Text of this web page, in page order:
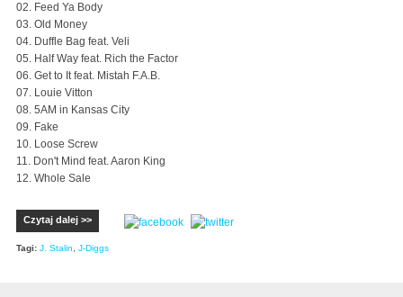
02. Feed Ya Body
03. Old Money
04. Duffle Bag feat. Veli
05. Half Way feat. Rich the Factor
06. Get to It feat. Mistah F.A.B.
07. Louie Vitton
08. 5AM in Kansas City
09. Fake
10. Loose Screw
11. Don't Mind feat. Aaron King
12. Whole Sale
Czytaj dalej >>
Tagi: J. Stalin, J-Diggs